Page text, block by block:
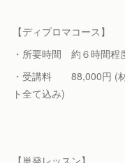
【ディプロマコース】
・所要時間 約６時間程
・受講料 88,000円 (材
ト全て込み)